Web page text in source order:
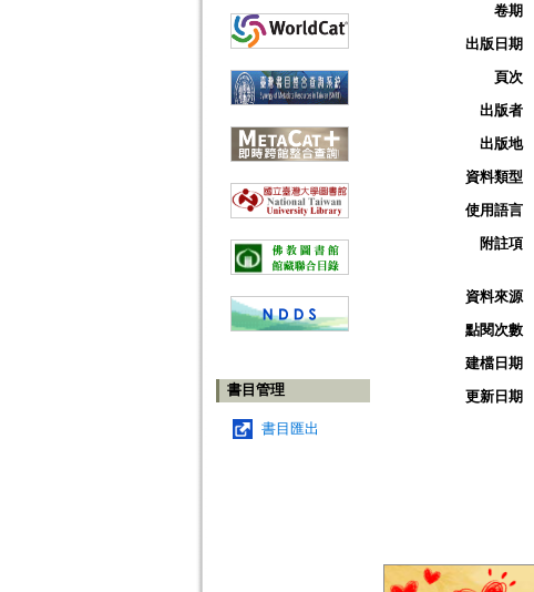
書目管理
書目匯出
卷期
出版日期
頁次
出版者
出版地
資料類型
使用語言
附註項
資料來源
點閱次數
建檔日期
更新日期